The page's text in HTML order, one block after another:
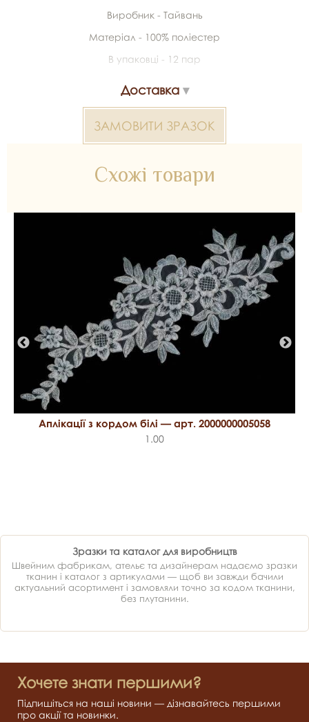
Виробник - Тайвань
Матеріал - 100% поліестер
В упаковці - 12 пар
Доставка
ЗАМОВИТИ ЗРАЗОК
Схожі товари
Аплікації з кордом білі — арт. 2000000005058
1.00
Зразки та каталог для виробництв
Швейним фабрикам, ательє та дизайнерам надаємо зразки
тканин і каталог з артикулами — щоб ви завжди бачили
актуальний асортимент і замовляли точно за кодом тканини,
без плутанини.
Хочете знати першими?
Підпишіться на наші новини — дізнавайтесь першими
про акції та новинки.